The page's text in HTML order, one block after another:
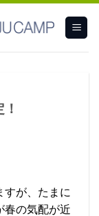
すが、たまに
春の気配が近